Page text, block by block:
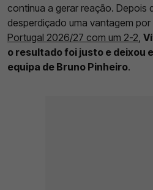
continua a gerar reação. Depois
desperdiçado uma vantagem
Portugal 2026/27 com um 2-2
o resultado foi justo e deixou
equipa de Bruno Pinheiro.